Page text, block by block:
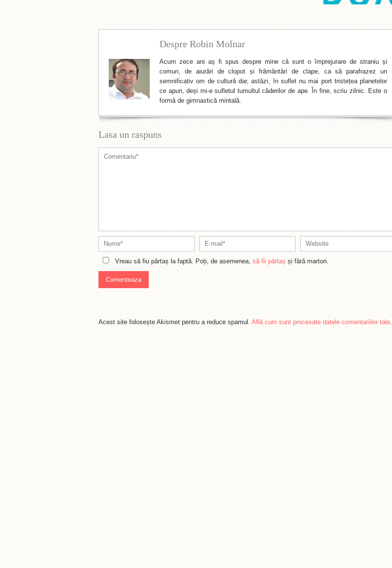
Despre Robin Molnar
Acum zece ani aș fi spus despre mine că sunt o împrejurare de straniu și
comun, de aiurări de clopot și frământări de clape, ca să parafrazez un
semnificativ om de cultură dar, astăzi, în suflet nu mai port tristețea planetelor
ce apun, deși mi-e sufletul tumultul căderilor de ape. În fine, scriu zilnic. Este o
formă de gimnastică mintală.
Lasa un raspuns
Vreau să fiu părtaș la faptă. Poți, de asemenea, să fii părtaș și fără martori.
Acest site folosește Akismet pentru a reduce spamul. Află cum sunt procesate datele comentariilor tale.